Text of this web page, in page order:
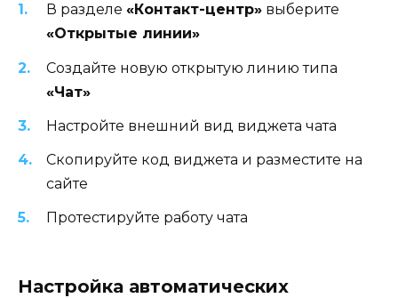
В разделе «Контакт-центр» выберите
«Открытые линии»
Создайте новую открытую линию типа
«Чат»
Настройте внешний вид виджета чата
Скопируйте код виджета и разместите на
сайте
Протестируйте работу чата
Настройка автоматических